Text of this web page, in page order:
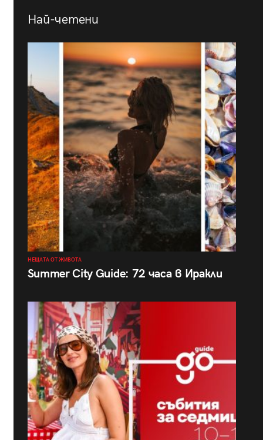
Най-четени
НЕЩАТА ОТ ЖИВОТА
Summer City Guide: 72 часа в Иракли